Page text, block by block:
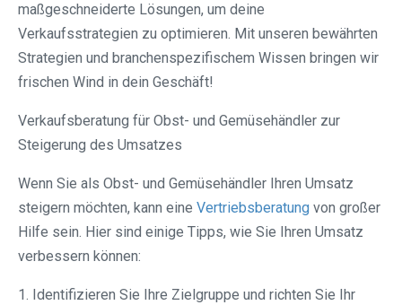
maßgeschneiderte Lösungen, um deine
Verkaufsstrategien zu optimieren. Mit unseren bewährten
Strategien und branchenspezifischem Wissen bringen wir
frischen Wind in dein Geschäft!
Verkaufsberatung für Obst- und Gemüsehändler zur
Steigerung des Umsatzes
Wenn Sie als Obst- und Gemüsehändler Ihren Umsatz
steigern möchten, kann eine Vertriebsberatung von großer
Hilfe sein. Hier sind einige Tipps, wie Sie Ihren Umsatz
verbessern können:
1. Identifizieren Sie Ihre Zielgruppe und richten Sie Ihr